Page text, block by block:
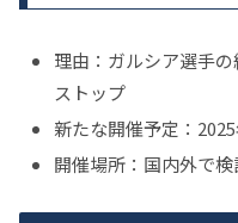
理由：ガルシア選手
ストップ
新たな開催予定：
開催場所：国内外で検